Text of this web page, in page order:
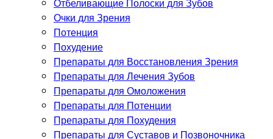
Очки для Зрения
Потенция
Похудение
Препараты для Восстановления Зрения
Препараты для Лечения Зубов
Препараты для Омоложения
Препараты для Потенции
Препараты для Похудения
Препараты для Суставов и Позвоночника